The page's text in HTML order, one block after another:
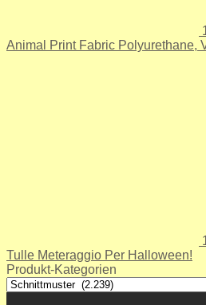
Animal Print Fabric Polyurethane,
Tulle Meteraggio Per Halloween!
Produkt-Kategorien